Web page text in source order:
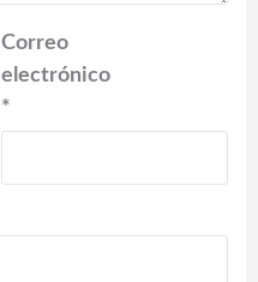
Correo
electrónico
*